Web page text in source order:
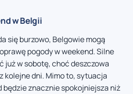
w Belgii
się burzowo, Belgowie mogą
pogody w weekend. Silne
już w sobotę, choć deszczowa
kolejne dni. Mimo to, sytuacja
będzie znacznie spokojniejsza niż